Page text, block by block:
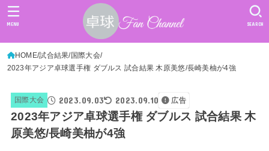
SEARCH
MENU
HOME 試合結果 国際大会
2023年アジア卓球選手権 ダブルス 試合結果 木原美悠/長崎美柚が4強
国際大会 2023.09.03 2023.09.10 広告
2023年アジア卓球選手権 ダブルス 試合結果 木
原美悠/長崎美柚が4強